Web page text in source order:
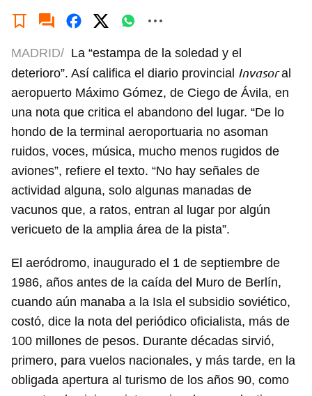
MADRID/ La “estampa de la soledad y el
deterioro”. Así califica el diario provincial Invasoral
aeropuerto Máximo Gómez, de Ciego de Ávila, en
una nota que critica el abandono del lugar. “De lo
hondo de la terminal aeroportuaria no asoman
ruidos, voces, música, mucho menos rugidos de
aviones”, refiere el texto. “No hay señales de
actividad alguna, solo algunas manadas de
vacunos que, a ratos, entran al lugar por algún
vericueto de la amplia área de la pista”.
El aeródromo, inaugurado el 1 de septiembre de
1986, años antes de la caída del Muro de Berlín,
cuando aún manaba a la Isla el subsidio soviético,
costó, dice la nota del periódico oficialista, más de
100 millones de pesos. Durante décadas sirvió,
primero, para vuelos nacionales, y más tarde, en la
obligada apertura al turismo de los años 90, como